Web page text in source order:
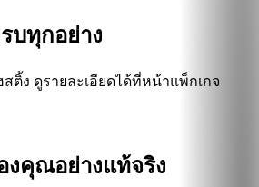
บทุกอย่าง
ติ้ง ดูรายละเอียดได้ที่หน้าแพ็กเกจ
งคุณอย่างแท้จริง